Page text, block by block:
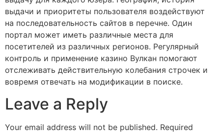
выдачи и приоритеты пользователя воздействуют
на последовательность сайтов в перечне. Один
портал может иметь различные места для
посетителей из различных регионов. Регулярный
контроль и применение казино Вулкан помогают
отслеживать действительную колебания строчек и
вовремя отвечать на модификации в поиске.
Leave a Reply
Your email address will not be published. Required